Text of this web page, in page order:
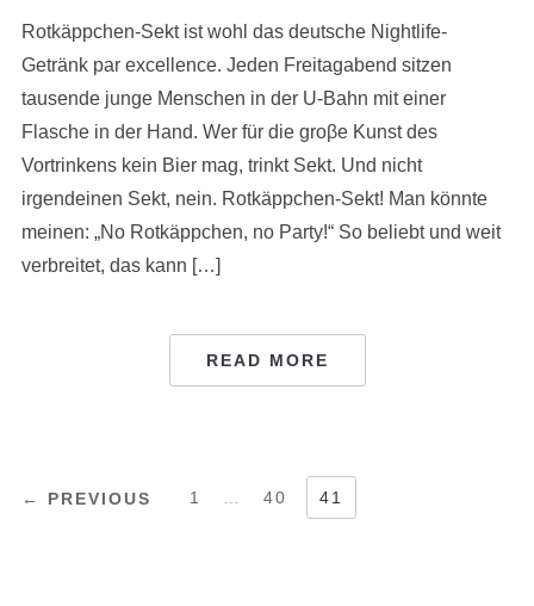
Rotkäppchen-Sekt ist wohl das deutsche Nightlife-
Getränk par excellence. Jeden Freitagabend sitzen
tausende junge Menschen in der U-Bahn mit einer
Flasche in der Hand. Wer für die groβe Kunst des
Vortrinkens kein Bier mag, trinkt Sekt. Und nicht
irgendeinen Sekt, nein. Rotkäppchen-Sekt! Man könnte
meinen: „No Rotkäppchen, no Party!“ So beliebt und weit
verbreitet, das kann […]
READ MORE
POSTS
← PREVIOUS 1 … 40 41